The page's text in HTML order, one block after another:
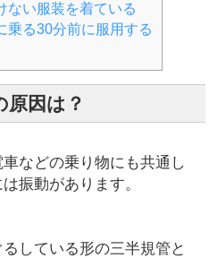
ない服装を着ている
乗る30分前に服用する
原因は？
などの乗り物にも共通し
振動があります。
している形の三半規管と